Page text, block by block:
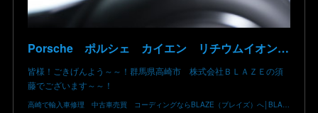
Porsche ポルシェ カイエン リチウムイオン バッテリー リチウム バッテリー バッテリー低下 エレクトリカルシステムエラー 異常 交換 修理 群馬 高崎エラー
皆様！ごきげんよう～～！群馬県高崎市 株式会社ＢＬＡＺＥの須
藤でございます～～！
高崎で輸入車修理 中古車売買 コーディングならBLAZE（ブレイズ）へ│BLAZE Total Car Support & Modify in Takasaki Gunma